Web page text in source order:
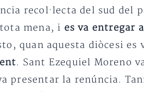
recol·lecta del sud del
mena, i es va entregar
quan aquesta diòcesi es
. Sant Ezequiel Moreno
presentar la renúncia.